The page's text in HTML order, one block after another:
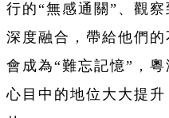
行的“無感通關”、觀
深度融合，帶給他們
會成為“難忘記憶”，
心目中的地位大大提